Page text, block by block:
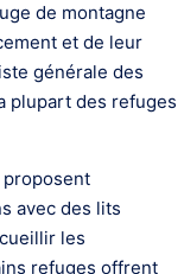
de montagne
et de leur
générale des
plupart des refuges
avec des lits
les
refuges offrent